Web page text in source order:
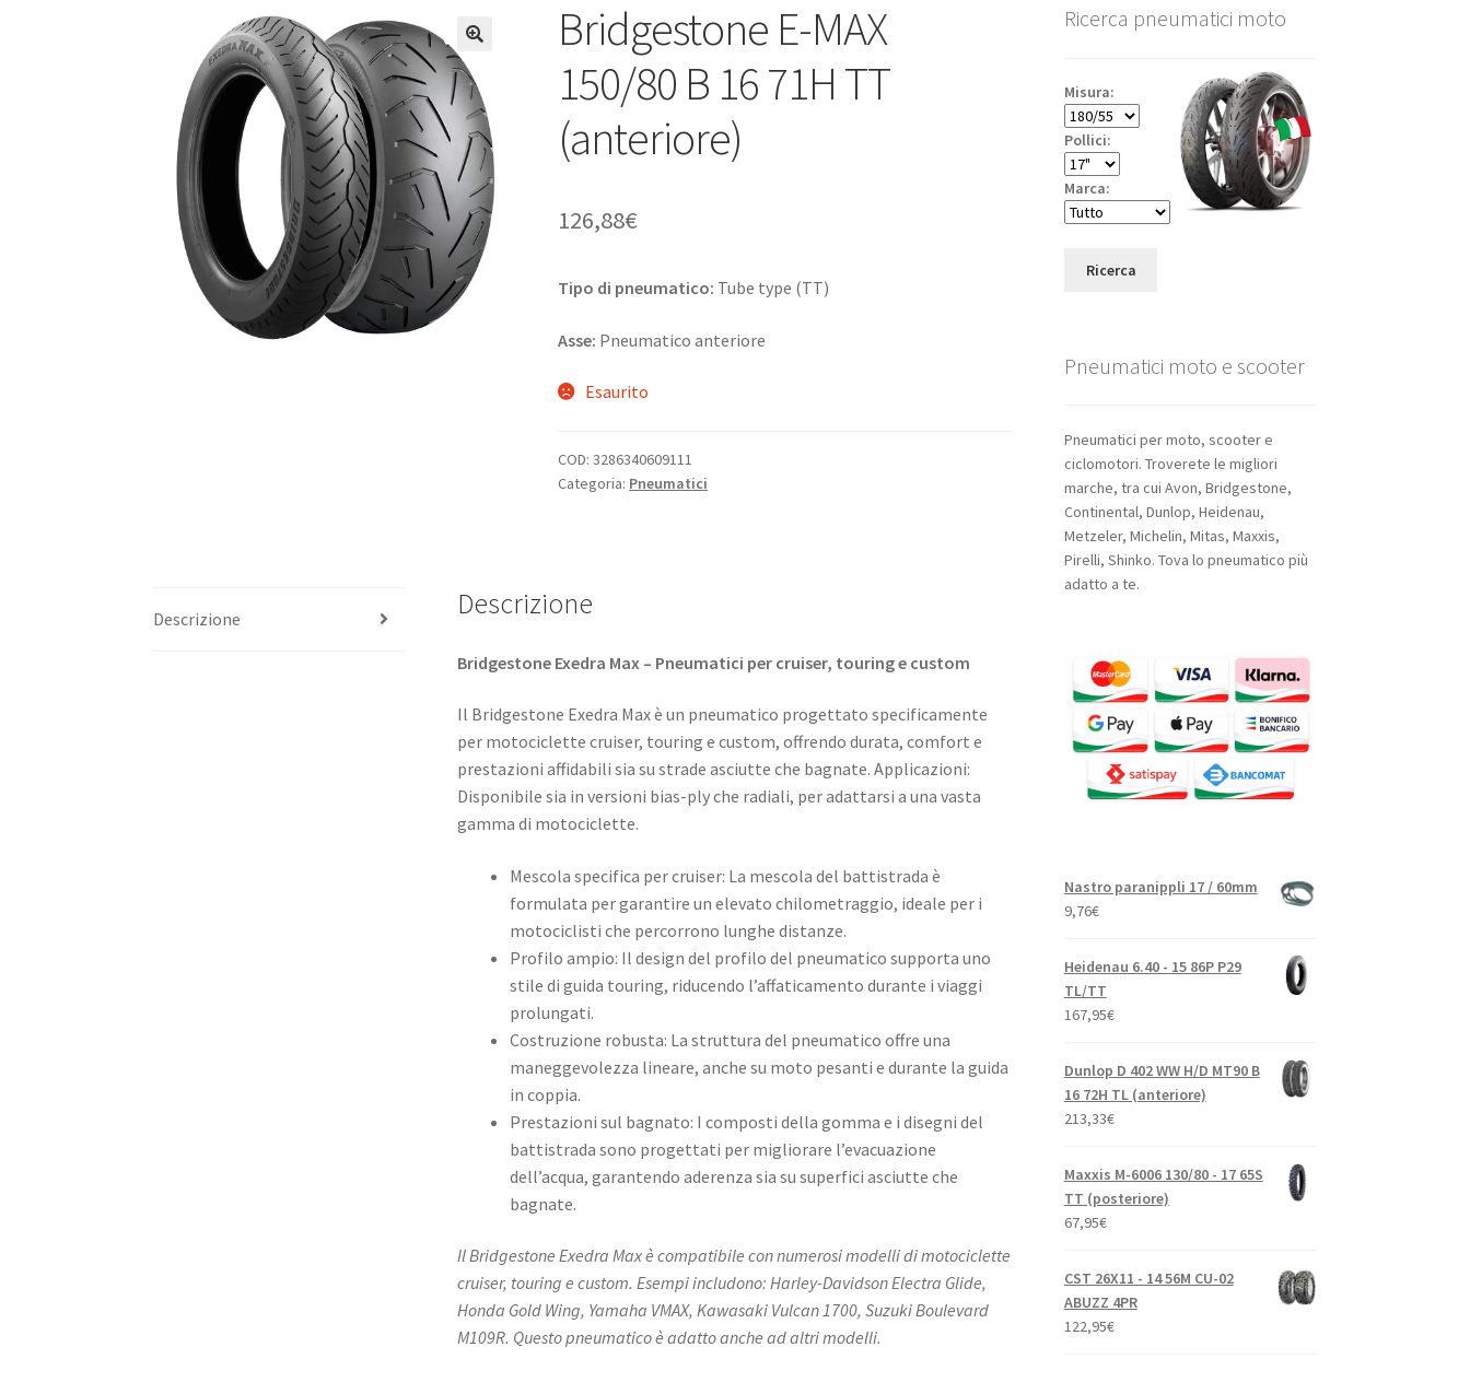
Bridgestone E-MAX
150/80 B 16 71H TT
(anteriore)
126,88€
Tipo di pneumatico: Tube type (TT)
Asse: Pneumatico anteriore
Esaurito
COD:3286340609111
Categoria: Pneumatici
Descrizione Descrizione
Bridgestone Exedra Max – Pneumatici per cruiser, touring e custom
Il Bridgestone Exedra Max è un pneumatico progettato specificamente
per motociclette cruiser, touring e custom, offrendo durata, comfort e
prestazioni affidabili sia su strade asciutte che bagnate. ​Applicazioni:
Disponibile sia in versioni bias-ply che radiali, per adattarsi a una vasta
gamma di motociclette. ​
Mescola specifica per cruiser: La mescola del battistrada è
formulata per garantire un elevato chilometraggio, ideale per i
motociclisti che percorrono lunghe distanze. ​
Profilo ampio: Il design del profilo del pneumatico supporta uno
stile di guida touring, riducendo l’affaticamento durante i viaggi
prolungati. ​
Costruzione robusta: La struttura del pneumatico offre una
maneggevolezza lineare, anche su moto pesanti e durante la guida
in coppia. ​
Prestazioni sul bagnato: I composti della gomma e i disegni del
battistrada sono progettati per migliorare l’evacuazione
dell’acqua, garantendo aderenza sia su superfici asciutte che
bagnate. ​
Il Bridgestone Exedra Max è compatibile con numerosi modelli di motociclette
cruiser, touring e custom. Esempi includono: Harley-Davidson Electra Glide,
Honda Gold Wing, Yamaha VMAX, Kawasaki Vulcan 1700, Suzuki Boulevard
M109R. Questo pneumatico è adatto anche ad altri modelli.​
Ricerca pneumatici moto
Misura:
Pollici:
Marca:
Ricerca
Pneumatici moto e scooter
Pneumatici per moto, scooter e
ciclomotori. Troverete le migliori
marche, tra cui Avon, Bridgestone,
Continental, Dunlop, Heidenau,
Metzeler, Michelin, Mitas, Maxxis,
Pirelli, Shinko. Tova lo pneumatico più
adatto a te.
Nastro paranippli 17 / 60mm
9,76€
Heidenau 6.40 - 15 86P P29
TL/TT
167,95€
Dunlop D 402 WW H/D MT90 B
16 72H TL (anteriore)
213,33€
Maxxis M-6006 130/80 - 17 65S
TT (posteriore)
67,95€
CST 26X11 - 14 56M CU-02
ABUZZ 4PR
122,95€